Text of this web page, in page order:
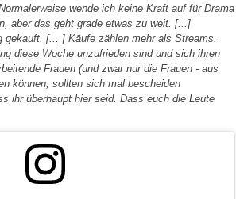
wende ich keine Kraft auf für Drama
aber das geht grade etwas zu weit. [...]
gekauft. [... ] Käufe zählen mehr als Streams.
diese Woche unzufrieden sind und sich ihren
Frauen (und zwar nur die Frauen - aus
können, sollten sich mal bescheiden
ihr überhaupt hier seid. Dass euch die Leute